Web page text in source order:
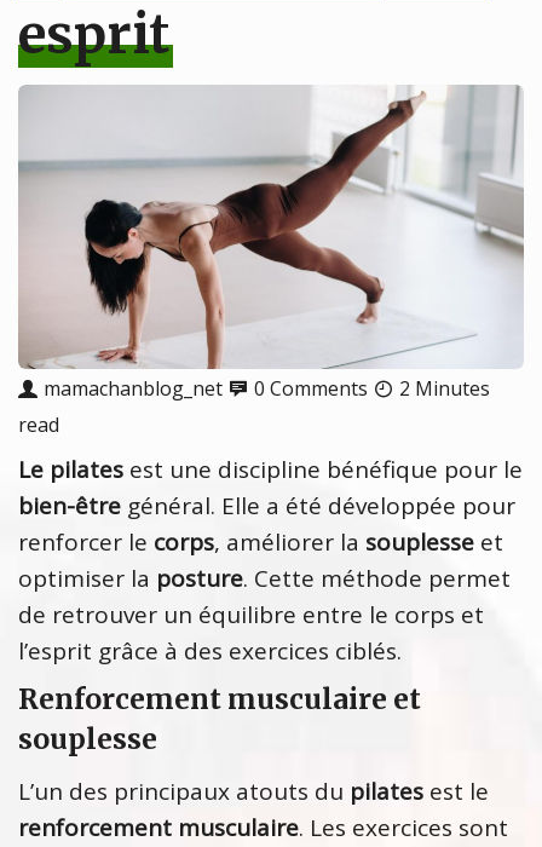
esprit
mamachanblog_net 0 Comments
2 Minutes
read
Le pilates est une discipline bénéfique pour le
bien-être général. Elle a été développée pour
renforcer le corps, améliorer la souplesse et
optimiser la posture. Cette méthode permet
de retrouver un équilibre entre le corps et
l’esprit grâce à des exercices ciblés.
Renforcement musculaire et
souplesse
L’un des principaux atouts du pilates est le
renforcement musculaire. Les exercices sont